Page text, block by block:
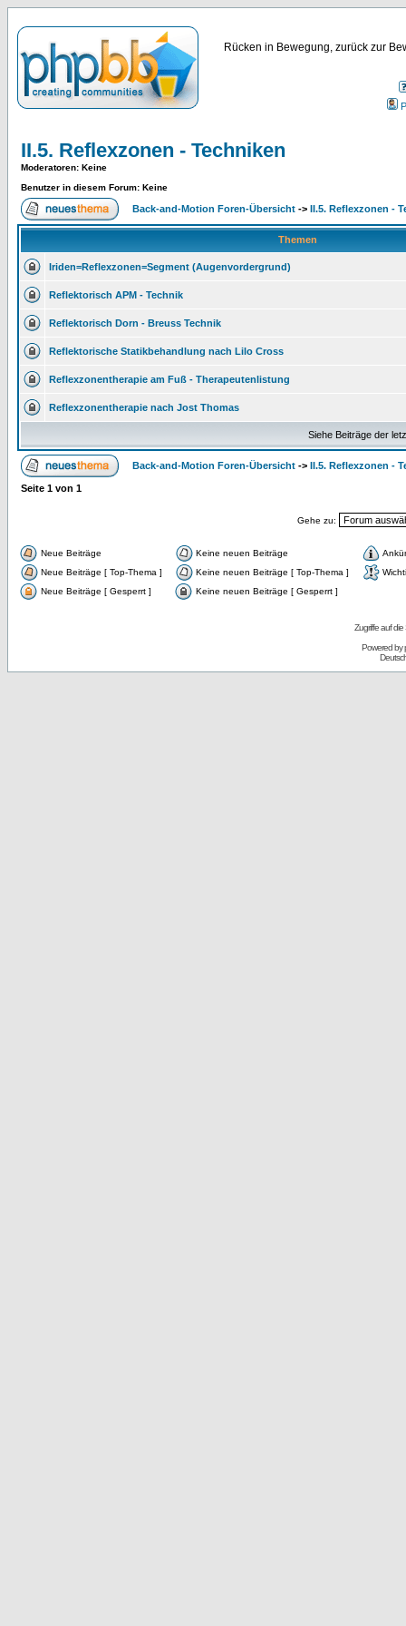
Rücken in Bewegung, zurück zur
II.5. Reflexzonen - Techniken
Moderatoren: Keine
Benutzer in diesem Forum: Keine
Back-and-Motion Foren-Übersicht -> II.5. Reflexzonen -
Themen
Iriden=Reflexzonen=Segment (Augenvordergrund)
Reflektorisch APM - Technik
Reflektorisch Dorn - Breuss Technik
Reflektorische Statikbehandlung nach Lilo Cross
Reflexzonentherapie am Fuß - Therapeutenlistung
Reflexzonentherapie nach Jost Thomas
Siehe Beiträge der
Back-and-Motion Foren-Übersicht -> II.5. Reflexzonen -
Seite 1 von 1
Gehe zu:
Neue Beiträge Keine neuen Beiträge
Neue Beiträge [ Top-Thema ]
Keine neuen Beiträge [ Top-Thema ]
Neue Beiträge [ Gesperrt ]
Keine neuen Beiträge [ Gesperrt ]
Zugriffe auf
Powered by